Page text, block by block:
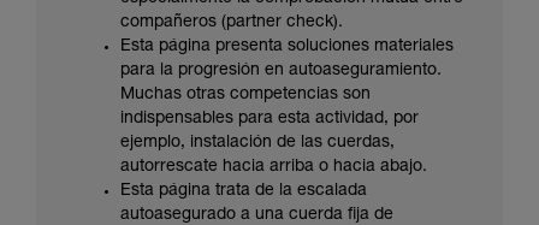
su actividad. Pueden existir otras que no
describimos aquí.
compañeros (partner check).
Esta página presenta soluciones materiales
para la progresión en autoaseguramiento.
Muchas otras competencias son
indispensables para esta actividad, por
ejemplo, instalación de las cuerdas,
autorrescate hacia arriba o hacia abajo.
Esta página trata de la escalada
autoasegurado a una cuerda fija de